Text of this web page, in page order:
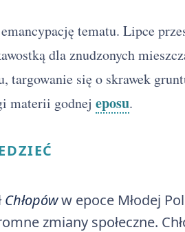
emancypację tematu. Lipce
dla znudzonych
targowanie się o skrawek
materii godnej eposu.
Chłopóww epoce Młodej
zmiany społeczne.